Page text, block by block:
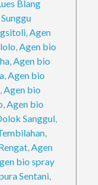
Blang
,Agen
,Agen bio
,Agen bio
,Agen bio
,Agen bio
,Agen bio
Sanggul,
,
,Agen
bio spray
Sentani,